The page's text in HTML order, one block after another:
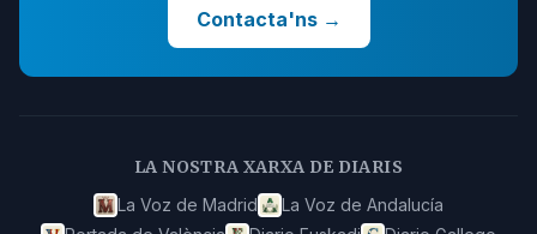
Contacta'ns→
LA NOSTRA XARXA DE DIARIS
La Voz de Madrid
La Voz de Andalucía